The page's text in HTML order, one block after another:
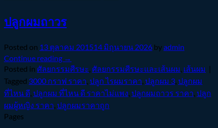
ปลูกผมถาวร
Posted on 13 ตุลาคม 201514 มิถุนายน 2026 byadmin
Continue reading →
Posted in ศัลยกรรมศีรษะ, ศัลยกรรมศีรษะและเส้นผม, เส้นผม |
Tagged 3000 กราฟ ราคา, ปลูก ไรผมราคา, ปลูกผม 3, ปลูกผม
ที่ไหน ดี, ปลูกผม ที่ไหน ดี ราคาไม่แพง, ปลูกผมถาวร ราคา, ปลูก
ผมผู้หญิง ราคา, ปลูกผมราคาถูก
Pages